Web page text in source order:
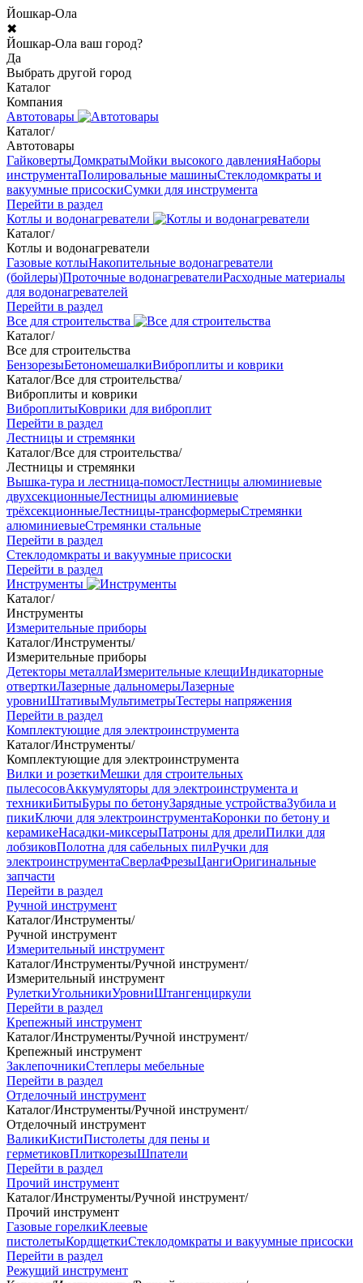
Йошкар-Ола
✖
Йошкар-Ола ваш город?
Да
Выбрать другой город
Каталог
Компания
Автотовары
Каталог/
Автотовары
ГайковертыДомкратыМойки высокого давленияНаборы
инструментаПолировальные машиныСтеклодомкраты и
вакуумные присоскиСумки для инструмента
Перейти в раздел
Котлы и водонагреватели
Каталог/
Котлы и водонагреватели
Газовые котлыНакопительные водонагреватели
(бойлеры)Проточные водонагревателиРасходные материалы
для водонагревателей
Перейти в раздел
Все для строительства
Каталог/
Все для строительства
БензорезыБетономешалкиВиброплиты и коврики
Каталог/Все для строительства/
Виброплиты и коврики
ВиброплитыКоврики для виброплит
Перейти в раздел
Лестницы и стремянки
Каталог/Все для строительства/
Лестницы и стремянки
Вышка-тура и лестница-помостЛестницы алюминиевые
двухсекционныеЛестницы алюминиевые
трёхсекционныеЛестницы-трансформерыСтремянки
алюминиевыеСтремянки стальные
Перейти в раздел
Стеклодомкраты и вакуумные присоски
Перейти в раздел
Инструменты
Каталог/
Инструменты
Измерительные приборы
Каталог/Инструменты/
Измерительные приборы
Детекторы металлаИзмерительные клещиИндикаторные
отверткиЛазерные дальномерыЛазерные
уровниШтативыМультиметрыТестеры напряжения
Перейти в раздел
Комплектующие для электроинструмента
Каталог/Инструменты/
Комплектующие для электроинструмента
Вилки и розеткиМешки для строительных
пылесосовАккумуляторы для электроинструмента и
техникиБитыБуры по бетонуЗарядные устройстваЗубила и
пикиКлючи для электроинструментаКоронки по бетону и
керамикеНасадки-миксерыПатроны для дрелиПилки для
лобзиковПолотна для сабельных пилРучки для
электроинструментаСверлаФрезыЦангиОригинальные
запчасти
Перейти в раздел
Ручной инструмент
Каталог/Инструменты/
Ручной инструмент
Измерительный инструмент
Каталог/Инструменты/Ручной инструмент/
Измерительный инструмент
РулеткиУгольникиУровниШтангенциркули
Перейти в раздел
Крепежный инструмент
Каталог/Инструменты/Ручной инструмент/
Крепежный инструмент
ЗаклепочникиСтеплеры мебельные
Перейти в раздел
Отделочный инструмент
Каталог/Инструменты/Ручной инструмент/
Отделочный инструмент
ВаликиКистиПистолеты для пены и
герметиковПлиткорезыШпатели
Перейти в раздел
Прочий инструмент
Каталог/Инструменты/Ручной инструмент/
Прочий инструмент
Газовые горелкиКлеевые
пистолетыКордщеткиСтеклодомкраты и вакуумные присоски
Перейти в раздел
Режущий инструмент